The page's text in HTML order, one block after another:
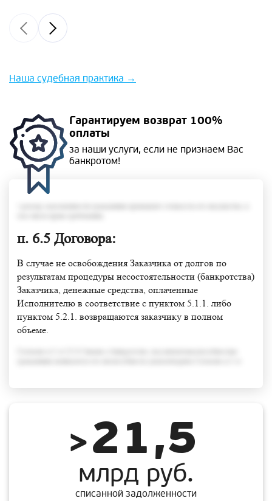
Наша судебная практика →
Гарантируем возврат 100%
оплаты
за наши услуги, если не признаем Вас
банкротом!
п. 6.5 Договора:
В случае не освобождения Заказчика от долгов по
результатам процедуры несостоятельности (банкротства)
Заказчика, денежные средства, оплаченные
Исполнителю в соответствие с пунктом 5.1.1. либо
пунктом 5.2.1. возвращаются заказчику в полном
объеме.
>21,5
млрд руб.
списанной задолженности